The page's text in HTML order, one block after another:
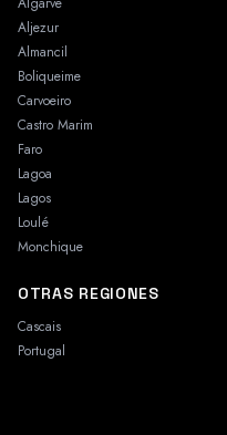
Aljezur
Almancil
Boliqueime
Carvoeiro
Castro Marim
Faro
Lagoa
Lagos
Loulé
Monchique
OTRAS REGIONES
Cascais
Portugal